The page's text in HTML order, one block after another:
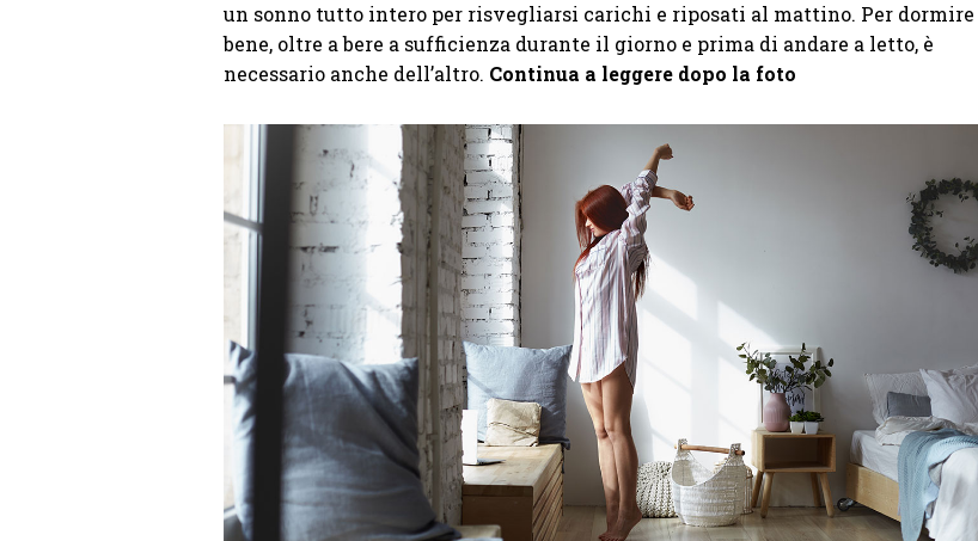
un sonno tutto intero per risvegliarsi carichi e riposati al mattino. Per dormire
bene, oltre a bere a sufficienza durante il giorno e prima di andare a letto, è
necessario anche dell’altro. Continua a leggere dopo la foto